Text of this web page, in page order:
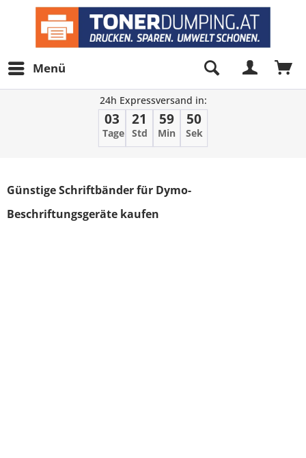
Menü
24h Expressversand in:
03
Tage
21
Std
59
Min
50
Sek
Günstige Schriftbänder für Dymo-
Beschriftungsgeräte kaufen